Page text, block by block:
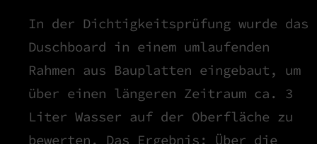
In der Dichtigkeitsprüfung wurde das
Duschboard in einem umlaufenden
Rahmen aus Bauplatten eingebaut, um
über einen längeren Zeitraum ca. 3
Liter Wasser auf der Oberfläche zu
bewerten. Das Ergebnis: Über die